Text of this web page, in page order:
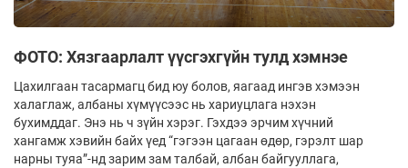
ФОТО: Хязгаарлалт үүсгэхгүйн тулд хэмнэе
Цахилгаан тасармагц бид юу болов, яагаад ингэв хэмээн
халаглаж, албаны хүмүүсээс нь хариуцлага нэхэн
бухимддаг. Энэ нь ч зүйн хэрэг. Гэхдээ эрчим хүчний
хангамж хэвийн байх үед “гэгээн цагаан өдөр, гэрэлт шар
нарны туяа”-нд зарим зам талбай, албан байгууллага,